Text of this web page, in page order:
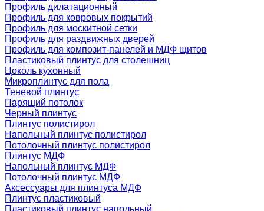
Профиль дилатационный
Профиль для ковровых покрытий
Профиль для москитной сетки
Профиль для раздвижных дверей
Профиль для композит-панелей и МДФ щитов
Пластиковый плинтус для столешниц
Цоколь кухонный
Микроплинтус для пола
Теневой плинтус
Парящий потолок
Черный плинтус
Плинтус полистирол
Напольный плинтус полистирол
Потолочный плинтус полистирол
Плинтус МДФ
Напольный плинтус МДФ
Потолочный плинтус МДФ
Аксессуары для плинтуса МДФ
Плинтус пластиковый
Пластиковый плинтус напольный